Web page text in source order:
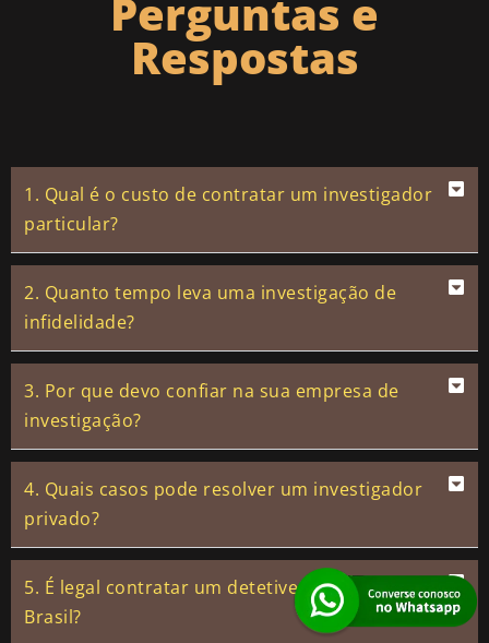
Perguntas e
Respostas
1. Qual é o custo de contratar um investigador
particular?
2. Quanto tempo leva uma investigação de
infidelidade?
3. Por que devo confiar na sua empresa de
investigação?
4. Quais casos pode resolver um investigador
privado?
5. É legal contratar um detetive particular no
Brasil?